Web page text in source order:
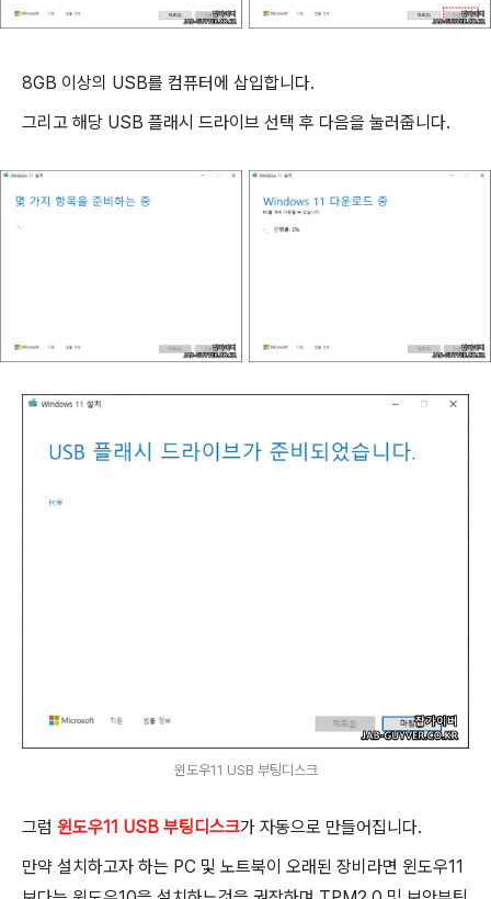
8GB 이상의 USB를 컴퓨터에 삽입합니다.
그리고 해당 USB 플래시 드라이브 선택 후 다음을 눌러줍니다.
윈도우11 USB 부팅디스크
그럼 윈도우11 USB 부팅디스크가 자동으로 만들어집니다.
만약 설치하고자 하는 PC 및 노트북이 오래된 장비라면 윈도우11